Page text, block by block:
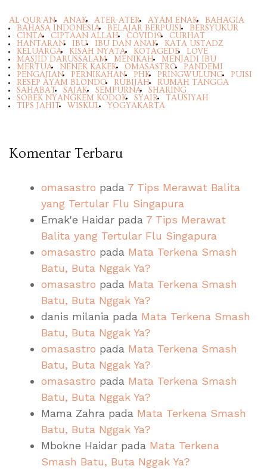
AL-QUR'AN ANAK ATER-ATER AYAM ENAK
BAHAGIA
BAHASA INDONESIA
BELAJAR BERPUISI
BERSYUKUR
CINTA
CIPTAAN ALLAH COVID19
CURHAT
HANTARAN
IBU IBU DAN ANAK
KATA USTADZ
KELUARGA
KISAH NYATA KOTAGEDE
LOVE
MASJID DARUSSALAM
MENIKAH
MENJADI IBU
MERTUA
NENEK KAKEK OMASASTRO
PANDEMI
PENGAJIAN
PERNIKAHAN PHK PRINGWULUNG
PUISI
RESEP AYAM BLONDO
RUBIJAH
RUMAH TANGGA
SAHABAT
SAJAK SEMPURNA
SHARING
SOBEK NYANGKEM KODOK
SYAIR
TAUSIYAH
TIPS JAHIT
WISKUL YOGYAKARTA
Komentar Terbaru
omasastro pada 7 Tips Merawat Balita
yang Tertular Flu Singapura
Emak'e Haidar pada 7 Tips Merawat
Balita yang Tertular Flu Singapura
omasastro pada Mata Terkena Smash
Batu, Buta Nggak Ya?
omasastro pada Mata Terkena Smash
Batu, Buta Nggak Ya?
danis milania pada Mata Terkena Smash
Batu, Buta Nggak Ya?
omasastro pada Mata Terkena Smash
Batu, Buta Nggak Ya?
omasastro pada Mata Terkena Smash
Batu, Buta Nggak Ya?
Mama Zahra pada Mata Terkena Smash
Batu, Buta Nggak Ya?
Mbokne Haidar pada Mata Terkena
Smash Batu, Buta Nggak Ya?